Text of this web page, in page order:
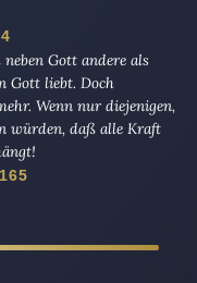
Gott andere als
Gott liebt. Doch
Wenn nur diejenigen,
würden, daß alle Kraft